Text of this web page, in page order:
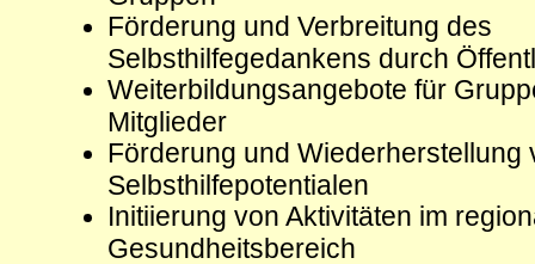
Förderung und Verbreitung des
Selbsthilfegedankens durch
Weiterbildungsangebote für
Mitglieder
Förderung und Wiederherstellung
Selbsthilfepotentialen
Initiierung von Aktivitäten im
Gesundheitsbereich